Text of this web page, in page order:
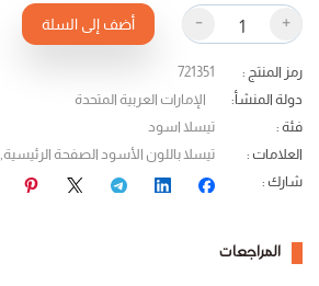
- + أضف إلى السلة
رمز المنتج :
721351
دولة المنشأ:
الإمارات العربية المتحدة
فئة :
تيسلا اسود
العلامات : تيسلا باللون الأسود الصفحة الرئيسية,
شارك :
المراجعات